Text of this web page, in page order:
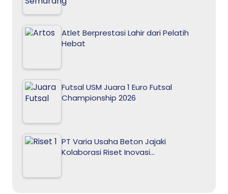
Atlet Berprestasi Lahir dari Pelatih
Hebat
Futsal USM Juara 1 Euro Futsal
Championship 2026
PT Varia Usaha Beton Jajaki
Kolaborasi Riset Inovasi…